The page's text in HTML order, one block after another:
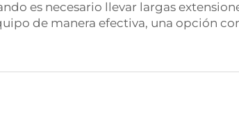
es necesario llevar largas
de manera efectiva, una opción